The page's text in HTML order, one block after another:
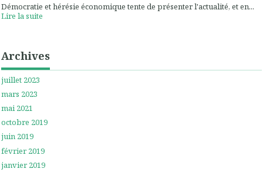
Démocratie et hérésie économique tente de présenter l'actualité, et en...
Lire la suite
Archives
juillet 2023
mars 2023
mai 2021
octobre 2019
juin 2019
février 2019
janvier 2019